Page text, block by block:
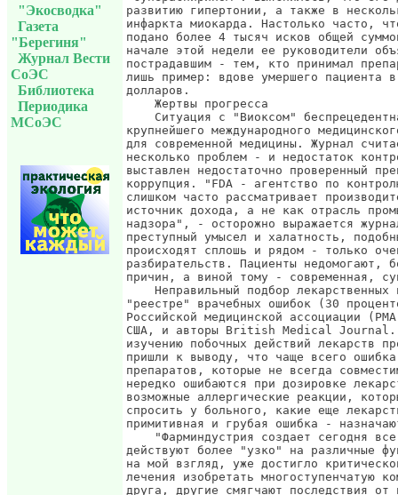
"Экосводка"
Газета
"Берегиня"
Журнал Вести
СоЭС
Библиотека
Периодика
МСоЭС